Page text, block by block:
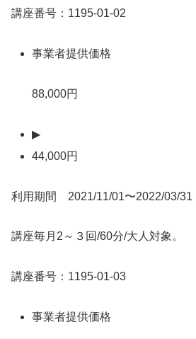
講座番号：1195-01-02
事業者提供価格
88,000円
▶
44,000円
利用期間 2021/11/01〜2022/03/31
講座毎月2～３回/60分/大人対象。
講座番号：1195-01-03
事業者提供価格